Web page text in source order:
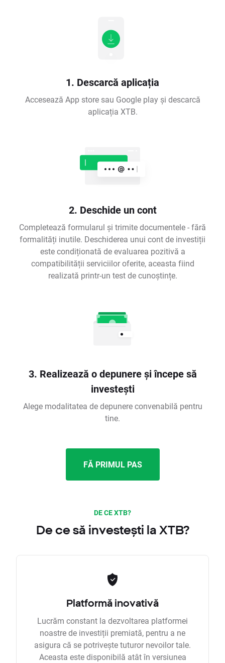
1. Descarcă aplicația
Accesează App store sau Google play și descarcă
aplicația XTB.
2. Deschide un cont
Completează formularul și trimite documentele - fără
formalități inutile. Deschiderea unui cont de investiții
este condiționată de evaluarea pozitivă a
compatibilității serviciilor oferite, aceasta fiind
realizată printr-un test de cunoștințe.
3. Realizează o depunere și începe să
investești
Alege modalitatea de depunere convenabilă pentru
tine.
FĂ PRIMUL PAS
DE CE XTB?
De ce să investești la XTB?
Platformă inovativă
Lucrăm constant la dezvoltarea platformei
noastre de investiții premiată, pentru a ne
asigura că se potrivește tuturor nevoilor tale.
Aceasta este disponibilă atât în versiunea